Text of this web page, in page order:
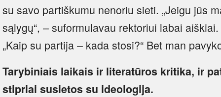
su savo partiškumu nenoriu sieti. „Jeigu jūs
sąlygų“, – suformulavau rektoriui labai
„Kaip su partija – kada stosi?“ Bet man
Tarybiniais laikais ir literatūros kritika, ir
stipriai susietos su ideologija.